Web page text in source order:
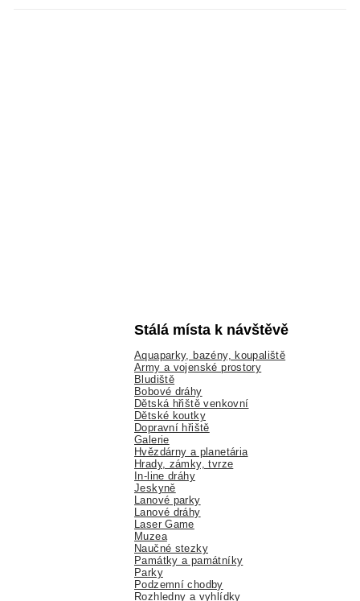
Stálá místa k návštěvě
Aquaparky, bazény, koupaliště
Army a vojenské prostory
Bludiště
Bobové dráhy
Dětská hřiště venkovní
Dětské koutky
Dopravní hřiště
Galerie
Hvězdárny a planetária
Hrady, zámky, tvrze
In-line dráhy
Jeskyně
Lanové parky
Lanové dráhy
Laser Game
Muzea
Naučné stezky
Památky a památníky
Parky
Podzemní chodby
Rozhledny a vyhlídky